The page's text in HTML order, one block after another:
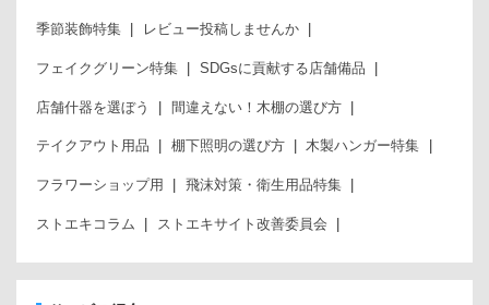
季節装飾特集 レビュー投稿しませんか
フェイクグリーン特集 SDGsに貢献する店舗備品
店舗什器を選ぼう 間違えない！木棚の選び方
テイクアウト用品 棚下照明の選び方 木製ハンガー特集
フラワーショップ用 飛沫対策・衛生用品特集
ストエキコラム ストエキサイト改善委員会